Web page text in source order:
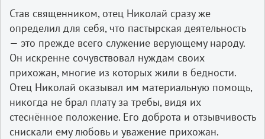
Став священником, отец Николай сразу же
определил для себя, что пастырская деятельность
— это прежде всего служение верующему народу.
Он искренне сочувствовал нуждам своих
прихожан, многие из которых жили в бедности.
Отец Николай оказывал им материальную помощь,
никогда не брал плату за требы, видя их
стеснённое положение. Его доброта и отзывчивость
снискали ему любовь и уважение прихожан.